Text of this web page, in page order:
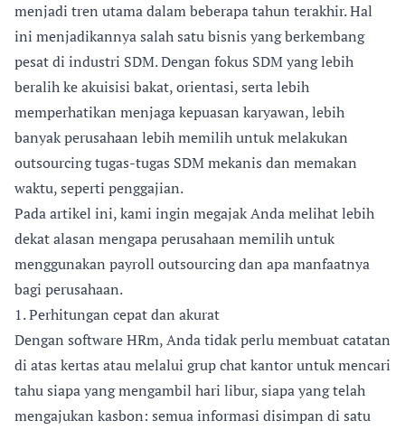
menjadi tren utama dalam beberapa tahun terakhir. Hal
ini menjadikannya salah satu bisnis yang berkembang
pesat di industri SDM. Dengan fokus SDM yang lebih
beralih ke akuisisi bakat, orientasi, serta lebih
memperhatikan menjaga kepuasan karyawan, lebih
banyak perusahaan lebih memilih untuk melakukan
outsourcing tugas-tugas SDM mekanis dan memakan
waktu, seperti penggajian.
Pada artikel ini, kami ingin megajak Anda melihat lebih
dekat alasan mengapa perusahaan memilih untuk
menggunakan payroll outsourcing dan apa manfaatnya
bagi perusahaan.
1. Perhitungan cepat dan akurat
Dengan software HRm, Anda tidak perlu membuat catatan
di atas kertas atau melalui grup chat kantor untuk mencari
tahu siapa yang mengambil hari libur, siapa yang telah
mengajukan kasbon: semua informasi disimpan di satu